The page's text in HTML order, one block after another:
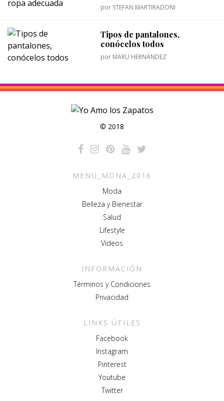
por STEFAN MARTIRADONI
Tipos de pantalones,
conócelos todos
por MARU HERNÁNDEZ
© 2018
MENU_MONA_2016
Moda
Belleza y Bienestar
Salud
Lifestyle
Videos
INFORMACIÓN
Términos y Condiciones
Privacidad
LINKS ÚTILES
Facebook
Instagram
Pinterest
Youtube
Twitter